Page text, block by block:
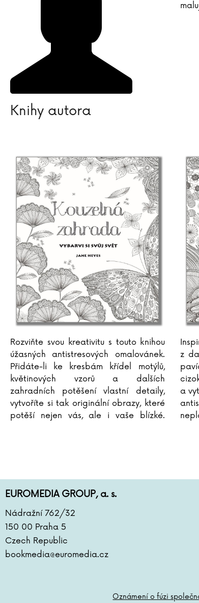
Knihy autora
Rozviňte svou kreativitu s touto knihou
úžasných antistresových omalovánek.
Přidáte-li ke kresbám křídel motýlů,
květinových vzorů a dalších
zahradních potěšení vlastní detaily,
vytvoříte si tak originální obrazy, které
potěší nejen vás, ale i vaše blízké.
z
a
EUROMEDIA GROUP, a. s.
Nádražní 762/32
150 00 Praha 5
Czech Republic
bookmedia@euromedia.cz
Oznámení o fúzi